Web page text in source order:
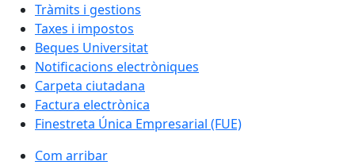
Tràmits i gestions
Taxes i impostos
Beques Universitat
Notificacions electròniques
Carpeta ciutadana
Factura electrònica
Finestreta Única Empresarial (FUE)
Com arribar